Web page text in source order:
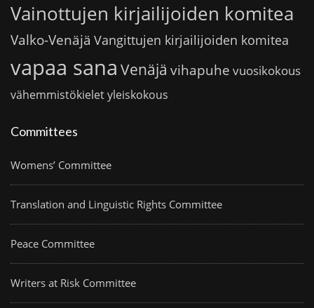
Vainottujen kirjailijoiden komitea
Valko-Venäjä Vangittujen kirjailijoiden komitea
vapaa sana Venäjä vihapuhe vuosikokous
vähemmistökieletyleiskokous
Committees
Womens’ Committee
Translation and Linguistic Rights Committee
Peace Committee
Writers at Risk Committee